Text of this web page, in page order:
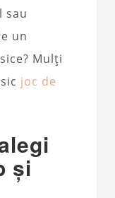
sau
un
Mulți
joc de
și